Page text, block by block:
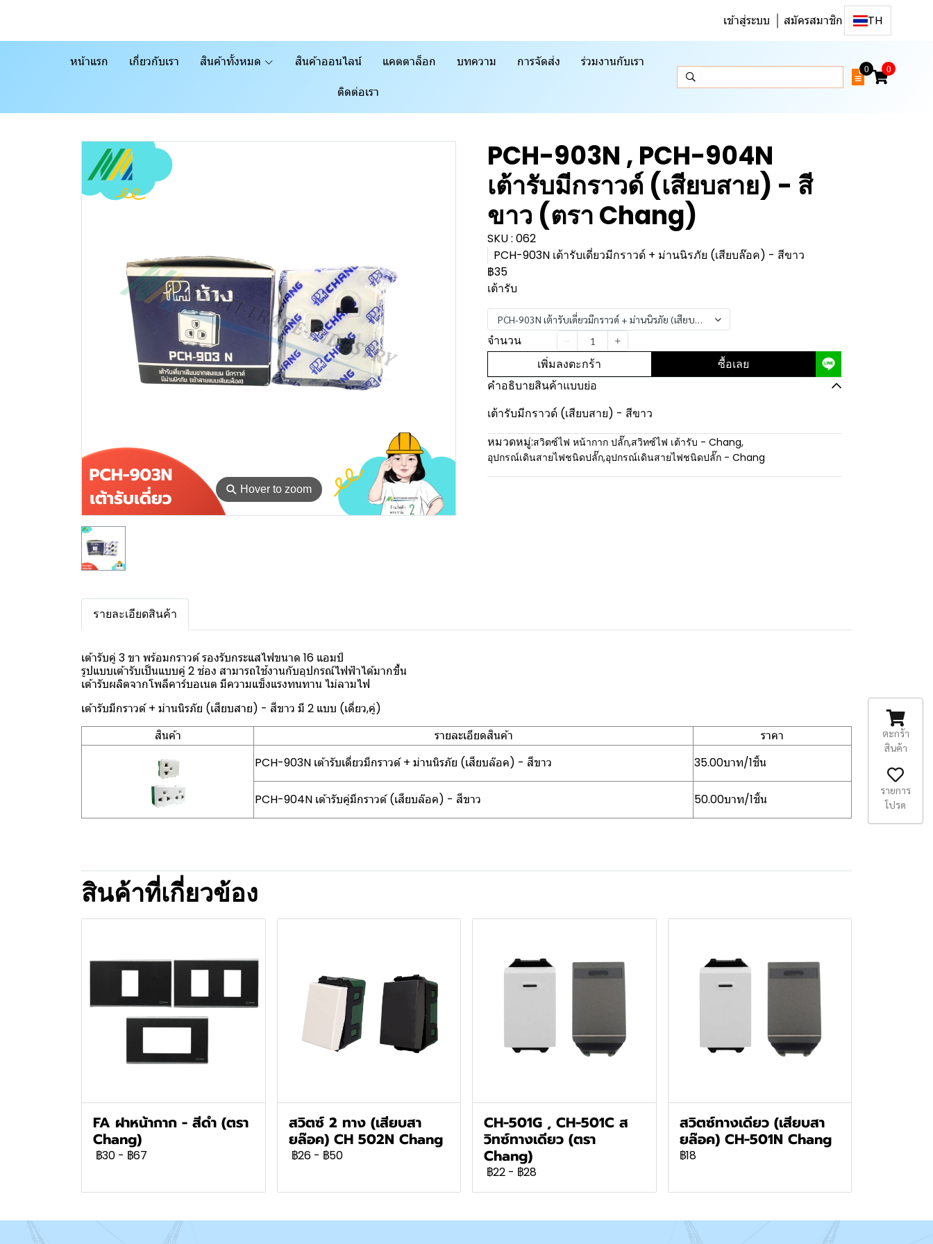
เข้าสู่ระบบ สมัครสมาชิก TH
หน้าแรก เกี่ยวกับเรา สินค้าทั้งหมด สินค้าออนไลน์ แคตตาล็อก บทความ การจัดส่ง ร่วมงานกับเรา
ติดต่อเรา
0 0
⚲ Hover to zoom
PCH-903N , PCH-904N
เต้ารับมีกราวด์ (เสียบสาย) - สี
ขาว (ตรา Chang)
SKU : 062
PCH-903N เต้ารับเดี่ยวมีกราวด์ + ม่านนิรภัย (เสียบล๊อค) - สีขาว
฿35
เต้ารับ
PCH-903N เต้ารับเดี่ยวมีกราวด์ + ม่านนิรภัย (เสียบล๊อค) - สีขาว
จำนวน
เพิ่มลงตะกร้า ซื้อเลย
คำอธิบายสินค้าแบบย่อ
เต้ารับมีกราวด์ (เสียบสาย) - สีขาว
หมวดหมู่:สวิตซ์ไฟ หน้ากาก ปลั๊ก,สวิทซ์ไฟ เต้ารับ - Chang,
อุปกรณ์เดินสายไฟชนิดปลั๊ก,อุปกรณ์เดินสายไฟชนิดปลั๊ก - Chang
รายละเอียดสินค้า
เต้ารับคู่ 3 ขา พร้อมกราวด์ รองรับกระแสไฟขนาด 16 แอมป์
รูปแบบเต้ารับเป็นแบบคู่ 2 ช่อง สามารถใช้งานกับอุปกรณ์ไฟฟ้าได้มากขึ้น
เต้ารับผลิตจากโพลีคาร์บอเนต มีความแข็งแรงทนทาน ไม่ลามไฟ
เต้ารับมีกราวด์ + ม่านนิรภัย (เสียบสาย) - สีขาว มี 2 แบบ (เดี่ยว,คู่)
สินค้า
รายละเอียดสินค้า
ราคา
PCH-903N เต้ารับเดี่ยวมีกราวด์ + ม่านนิรภัย (เสียบล๊อค) - สีขาว
35.00บาท/1ชิ้น
PCH-904N เต้ารับคู่มีกราวด์ (เสียบล๊อค) - สีขาว 50.00บาท/1ชิ้น
สินค้าที่เกี่ยวข้อง
FA ฝาหน้ากาก - สีดำ (ตรา
Chang)
฿30 - ฿67
สวิตซ์ 2 ทาง (เสียบสา
ยล๊อค) CH 502N Chang
฿26 - ฿50
CH-501G , CH-501C ส
วิทซ์ทางเดียว (ตรา
Chang)
฿22 - ฿28
สวิตซ์ทางเดียว (เสียบสา
ยล๊อค) CH-501N Chang
฿18
ตะกร้า
สินค้า
รายการ
โปรด